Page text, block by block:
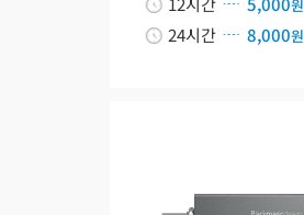
원
24시간 8,000원